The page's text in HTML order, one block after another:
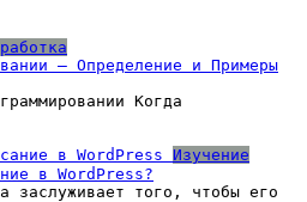
— Определение и Примеры
Когда
Изучение
в WordPress?
заслуживает того, чтобы его